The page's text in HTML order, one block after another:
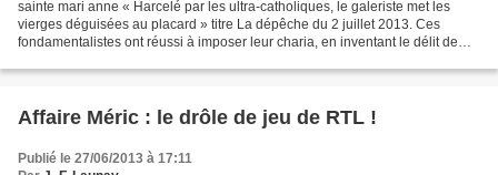
sainte mari anne « Harcelé par les ultra-catholiques, le galeriste met les
vierges déguisées au placard » titre La dépêche du 2 juillet 2013. Ces
fondamentalistes ont réussi à imposer leur charia, en inventant le délit de
Affaire Méric : le drôle de jeu de RTL !
Publié le 27/06/2013 à 17:11